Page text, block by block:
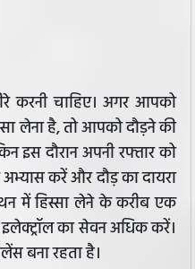
करनी चाहिए। अगर आपको
लेना है, तो आपको दौड़ने की
इस दौरान अपनी रफ्तार को
अभ्यास करें और दौड़ का दायरा
में हिस्सा लेने के करीब एक
का सेवन अधिक करें।
बना रहता है।